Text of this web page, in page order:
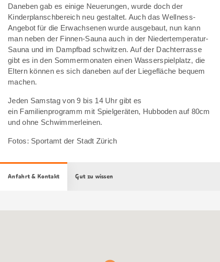
Daneben gab es einige Neuerungen, wurde doch der
Kinderplanschbereich neu gestaltet. Auch das Wellness-
Angebot für die Erwachsenen wurde ausgebaut, nun kann
man neben der Finnen-Sauna auch in der Niedertemperatur-
Sauna und im Dampfbad schwitzen. Auf der Dachterrasse
gibt es in den Sommermonaten einen Wasserspielplatz, die
Eltern können es sich daneben auf der Liegefläche bequem
machen.
Jeden Samstag von 9 bis 14 Uhr gibt es
ein Familienprogramm mit Spielgeräten, Hubboden auf 80cm
und ohne Schwimmerleinen.
Fotos: Sportamt der Stadt Zürich
Anfahrt & Kontakt Gut zu wissen